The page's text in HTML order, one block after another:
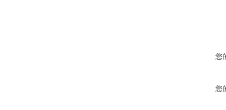
您
您